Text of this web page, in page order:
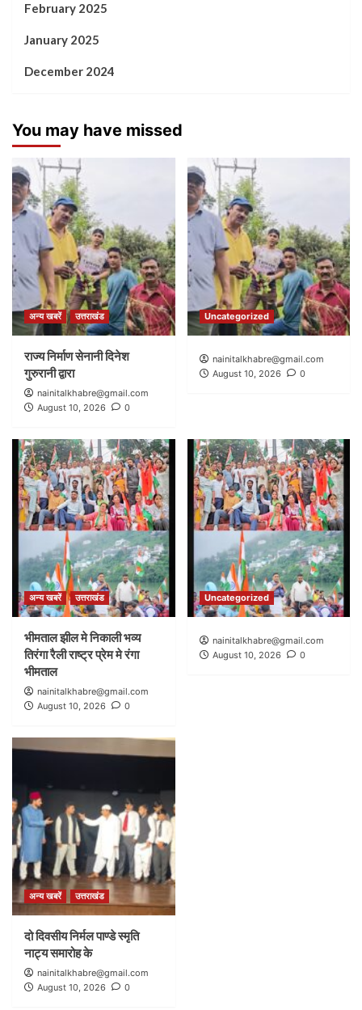
February 2025
January 2025
December 2024
You may have missed
अन्य खबरें उत्तराखंड
राज्य निर्माण सेनानी दिनेश
गुरुरानी द्वारा
nainitalkhabre@gmail.com
August 10, 2026
0
Uncategorized
nainitalkhabre@gmail.com
August 10, 2026
0
अन्य खबरें उत्तराखंड
भीमताल झील मे निकाली भव्य
तिरंगा रैली राष्ट्र प्रेम मे रंगा
भीमताल
nainitalkhabre@gmail.com
August 10, 2026
0
Uncategorized
nainitalkhabre@gmail.com
August 10, 2026
0
अन्य खबरें उत्तराखंड
दो दिवसीय निर्मल पाण्डे स्मृति
नाट्य समारोह के
nainitalkhabre@gmail.com
August 10, 2026
0